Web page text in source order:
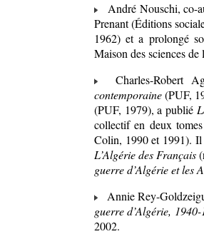
André Nouschi, co-
Prenant (Éditions
1962) et a prolongé
Maison des sciences de
Charles-Robert
contemporaine(PUF,
(PUF, 1979), a publié
collectif en deux
Colin, 1990 et 1991).
L’Algérie des Français
guerre d’Algérie et les
Annie Rey-
guerre d’Algérie,
2002.